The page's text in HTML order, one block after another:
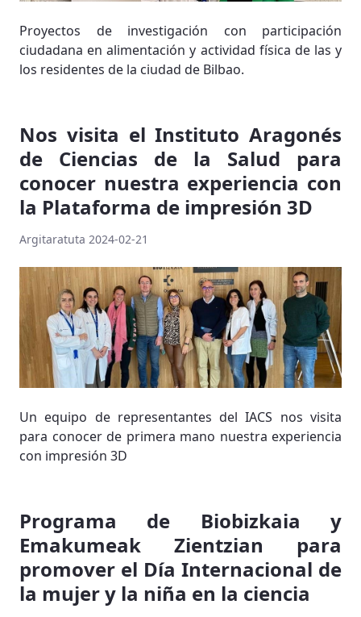
Proyectos de investigación con participación
ciudadana en alimentación y actividad física de las y
los residentes de la ciudad de Bilbao.
Nos visita el Instituto Aragonés
de Ciencias de la Salud para
conocer nuestra experiencia con
la Plataforma de impresión 3D
Argitaratuta 2024-02-21
Un equipo de representantes del IACS nos visita
para conocer de primera mano nuestra experiencia
con impresión 3D
Programa de Biobizkaia y
Emakumeak Zientzian para
promover el Día Internacional de
la mujer y la niña en la ciencia